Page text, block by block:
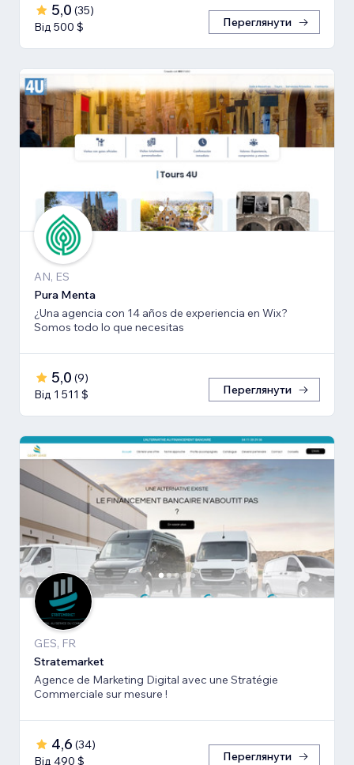
5,0 (35)
Від 500 $
Переглянути
AN, ES
Pura Menta
¿Una agencia con 14 años de experiencia en Wix?
Somos todo lo que necesitas
5,0 (9)
Від 1 511 $
Переглянути
GES, FR
Stratemarket
Agence de Marketing Digital avec une Stratégie
Commerciale sur mesure !
4,6 (34)
Від 490 $
Переглянути